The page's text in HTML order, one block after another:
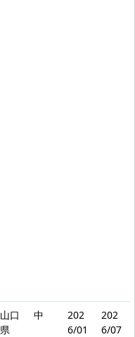
山口
県
中
202
6/01
202
6/07